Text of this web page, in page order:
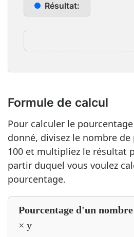
Résultat:
Formule de calcul
Pour calculer le
donné, divisez le nombre
100 et multipliez le résultat
partir duquel vous voulez
pourcentage.
Pourcentage d'un
× y